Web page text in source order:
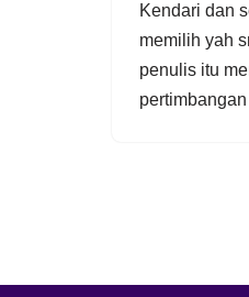
Kendari dan
memilih yah
penulis itu